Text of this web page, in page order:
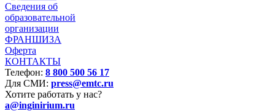
Сведения об
образовательной
организации
ФРАНШИЗА
Оферта
КОНТАКТЫ
Телефон: 8 800 500 56 17
Для СМИ: press@emtc.ru
Хотите работать у нас?
a@inginirium.ru